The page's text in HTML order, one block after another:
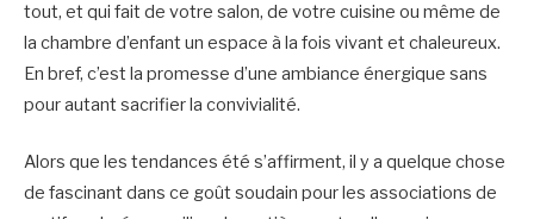
tout, et qui fait de votre salon, de votre cuisine ou même de
la chambre d’enfant un espace à la fois vivant et chaleureux.
En bref, c’est la promesse d’une ambiance énergique sans
pour autant sacrifier la convivialité.
Alors que les tendances été s’affirment, il y a quelque chose
de fascinant dans ce goût soudain pour les associations de